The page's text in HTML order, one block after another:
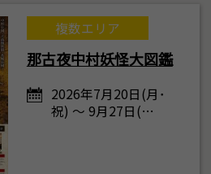
複数エリア
那古夜中村妖怪大図鑑
2026年7月20日(月･
祝) ～ 9月27日(…